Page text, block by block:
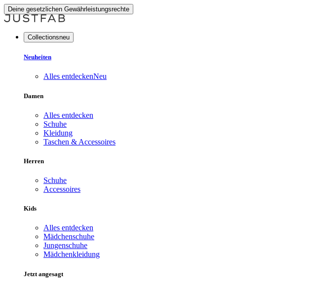
Deine gesetzlichen Gewährleistungsrechte
Collectionsneu
Neuheiten
Alles entdeckenNeu
Damen
Alles entdecken
Schuhe
Kleidung
Taschen & Accessoires
Herren
Schuhe
Accessoires
Kids
Alles entdecken
Mädchenschuhe
Jungenschuhe
Mädchenkleidung
Jetzt angesagt